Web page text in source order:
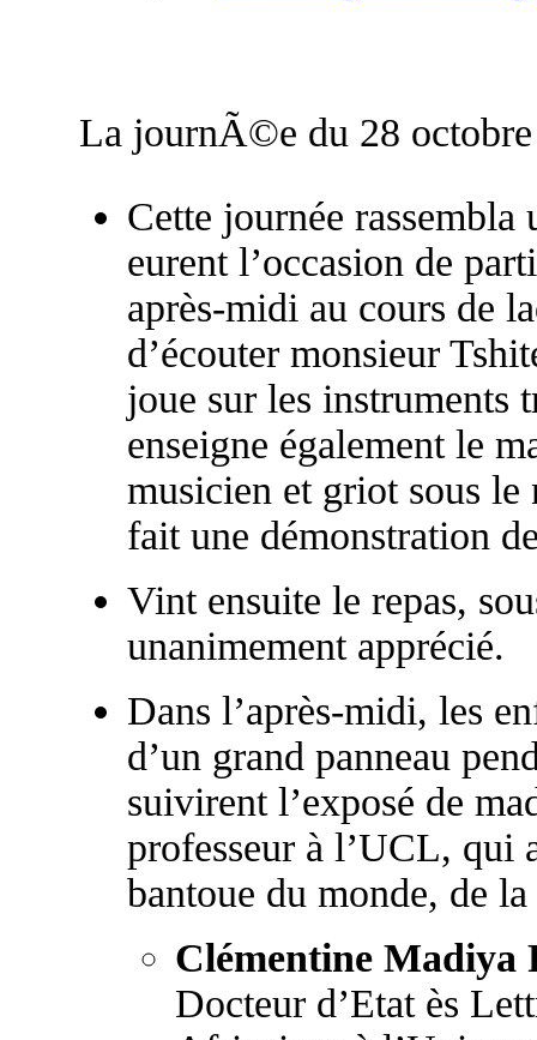
La journÃ©e du 28
Cette journée rassembla
eurent l’occasion de
après-midi au cours de
d’écouter monsieur
joue sur les instruments
enseigne également le
musicien et griot sous
fait une démonstration
Vint ensuite le repas,
unanimement apprécié.
Dans l’après-midi, les
d’un grand panneau
suivirent l’exposé de
professeur à l’UCL, qui
bantoue du monde, de
Clémentine
Docteur d’Etat ès